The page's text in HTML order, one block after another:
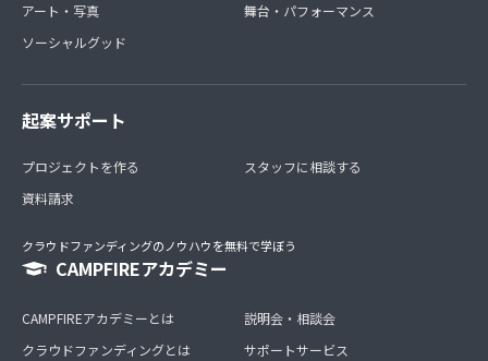
アート・写真
ソーシャルグッド
舞台・パフォーマンス
起案サポート
プロジェクトを作る
資料請求
スタッフに相談する
クラウドファンディングのノウハウを無料で学ぼう
CAMPFIREアカデミー
CAMPFIREアカデミーとは
クラウドファンディングとは
説明会・相談会
サポートサービス